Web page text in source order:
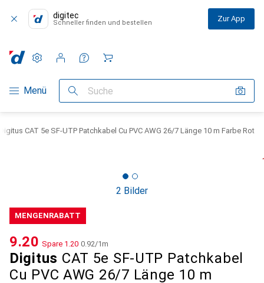
digitec
Schneller finden und bestellen Zur App
Navigation nach Kategorien
Menü Suche
Einstellungen
Kundenkonto
Vergleichslisten
Merklisten
Warenkorb
Digitus CAT 5e SF-UTP Patchkabel Cu PVC AWG 26/7 Länge 10 m Farbe Rot
2 Bilder
MENGENRABATT
Digitus CAT 5e SF-UTP Patchkabel
Cu PVC AWG 26/7 Länge 10 m
CHF
9.20 Spare CHF
1.20 CHF
0.92/1m